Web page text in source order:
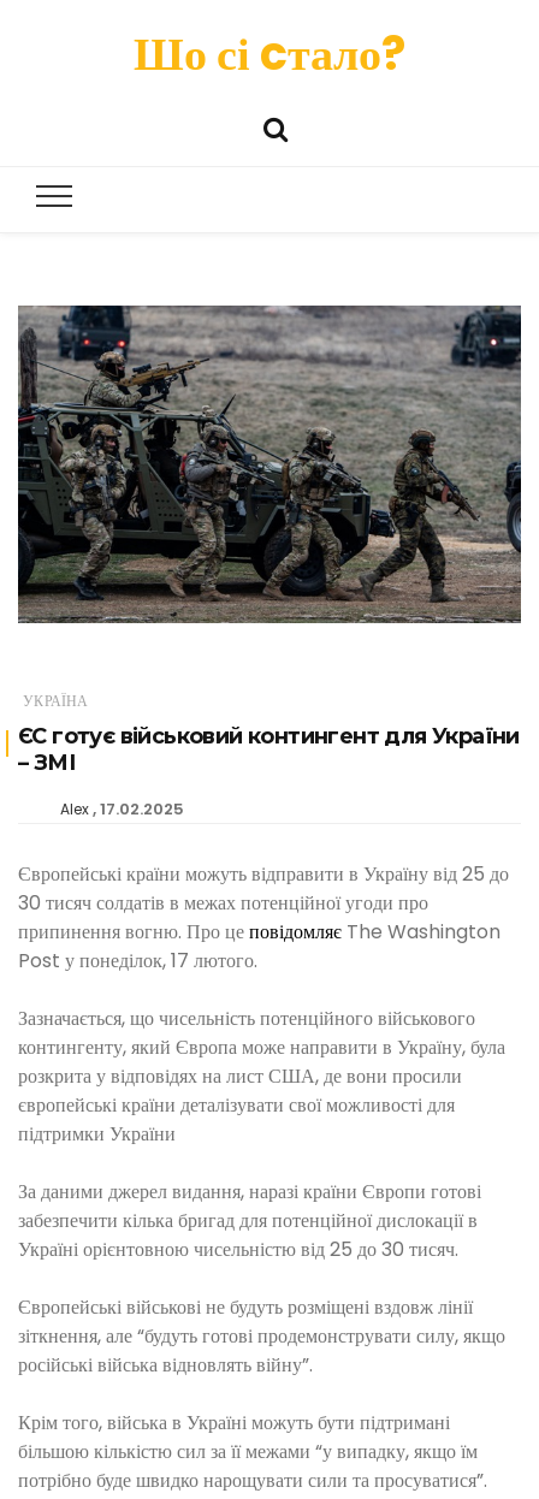
Шо сі cтало?
УКРАЇНА
ЄС готує військовий контингент для України
– ЗМІ
Alex 17.02.2025
Європейські країни можуть відправити в Україну від 25 до
30 тисяч солдатів в межах потенційної угоди про
припинення вогню. Про цеповідомляє The Washington
Post у понеділок, 17 лютого.
Зазначається, що чисельність потенційного військового
контингенту, який Європа може направити в Україну, була
розкрита у відповідях на лист США, де вони просили
європейські країни деталізувати свої можливості для
підтримки України
За даними джерел видання, наразі країни Європи готові
забезпечити кілька бригад для потенційної дислокації в
Україні орієнтовною чисельністю від 25 до 30 тисяч.
Європейські військові не будуть розміщені вздовж лінії
зіткнення, але “будуть готові продемонструвати силу, якщо
російські війська відновлять війну”.
Крім того, війська в Україні можуть бути підтримані
більшою кількістю сил за її межами “у випадку, якщо їм
потрібно буде швидко нарощувати сили та просуватися”.